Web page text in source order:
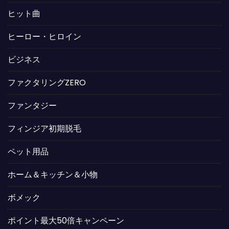
ヒット曲
ヒーロー・ヒロイン
ビジネス
ファクタリングZERO
ファンタジー
フィンジア初期脱毛
ペット用品
ホーム＆キッチン＆小物
ボメック
ポイント最大50倍キャンペーン